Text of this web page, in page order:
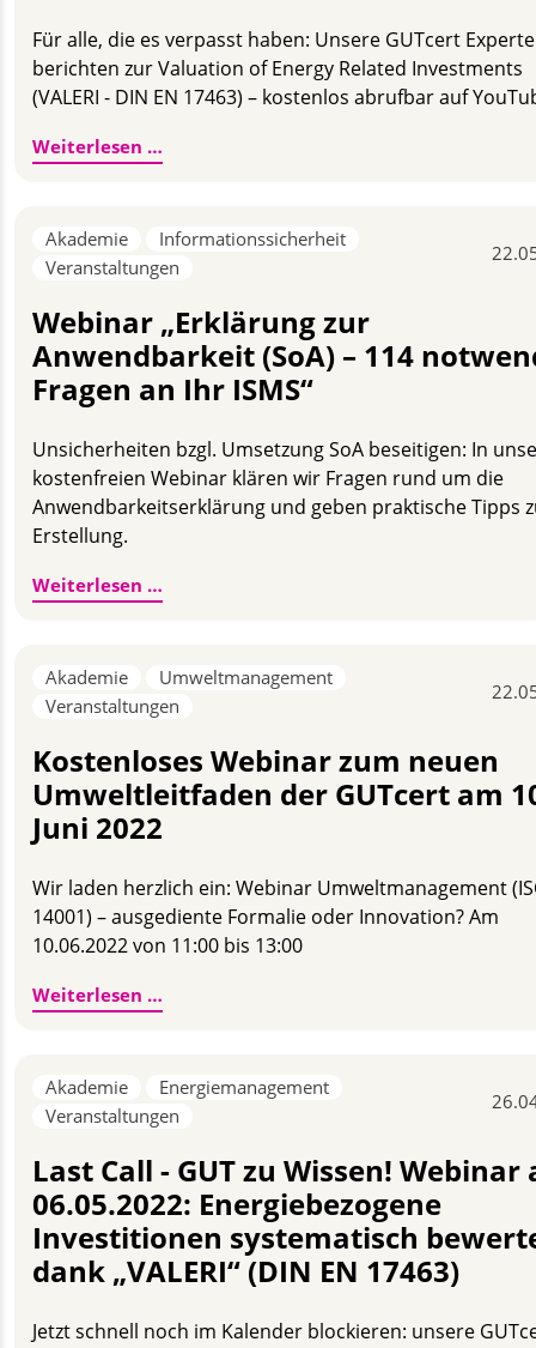
Für alle, die es verpasst haben: Unsere GUTcert
berichten zur Valuation of Energy Related Investments
(VALERI - DIN EN 17463) – kostenlos abrufbar auf
Weiterlesen …
Akademie
Informationssicherheit
Veranstaltungen
Webinar „Erklärung zur
Anwendbarkeit (SoA) – 114
Fragen an Ihr ISMS“
Unsicherheiten bzgl. Umsetzung SoA beseitigen: In
kostenfreien Webinar klären wir Fragen rund um die
Anwendbarkeitserklärung und geben praktische Tipps
Erstellung.
Weiterlesen …
Akademie
Umweltmanagement
Veranstaltungen
Kostenloses Webinar zum neuen
Umweltleitfaden der GUTcert am
Juni 2022
Wir laden herzlich ein: Webinar Umweltmanagement
14001) – ausgediente Formalie oder Innovation? Am
10.06.2022 von 11:00 bis 13:00
Weiterlesen …
Akademie
Energiemanagement
Veranstaltungen
Last Call - GUT zu Wissen! Webinar
06.05.2022: Energiebezogene
Investitionen systematisch
dank „VALERI“ (DIN EN 17463)
Jetzt schnell noch im Kalender blockieren: unsere